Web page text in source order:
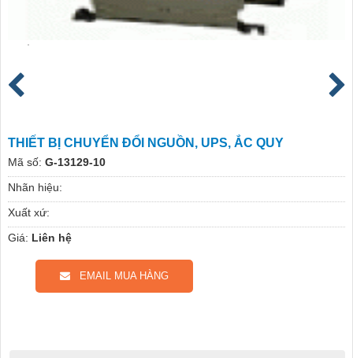
THIẾT BỊ CHUYỂN ĐỔI NGUỒN, UPS, ẮC QUY
Mã số: G-13129-10
Nhãn hiệu:
Xuất xứ:
Giá: Liên hệ
EMAIL MUA HÀNG